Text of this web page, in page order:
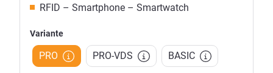
RFID – Smartphone – Smartwatch
Variante
PRO PRO-VDS BASIC